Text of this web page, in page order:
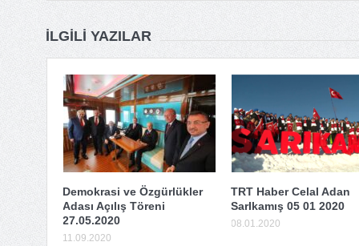
İLGILI YAZILAR
Demokrasi ve Özgürlükler
Adası Açılış Töreni
27.05.2020
11.09.2020
TRT Haber Celal Adan
SarIkamış 05 01 2020
08.01.2020